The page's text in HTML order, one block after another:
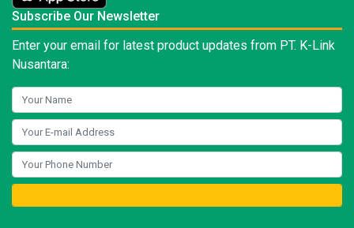
Subscribe Our Newsletter
Enter your email for latest product updates from PT. K-Link
Nusantara: